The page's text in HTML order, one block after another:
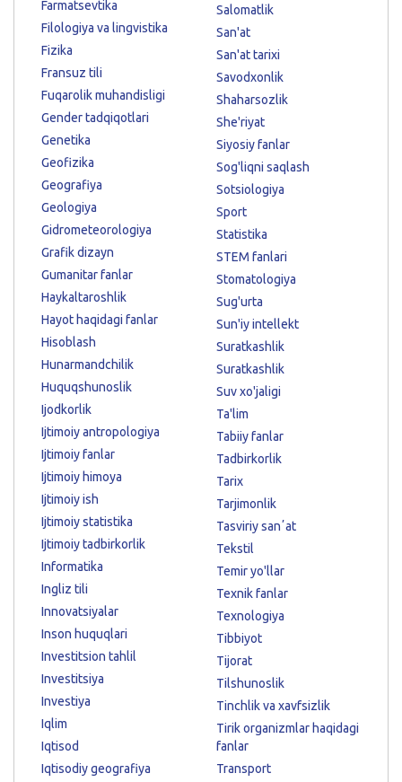
Farmatsevtika
Filologiya va lingvistika
Fizika
Fransuz tili
Fuqarolik muhandisligi
Gender tadqiqotlari
Genetika
Geofizika
Geografiya
Geologiya
Gidrometeorologiya
Grafik dizayn
Gumanitar fanlar
Haykaltaroshlik
Hayot haqidagi fanlar
Hisoblash
Hunarmandchilik
Huquqshunoslik
Ijodkorlik
Ijtimoiy antropologiya
Ijtimoiy fanlar
Ijtimoiy himoya
Ijtimoiy ish
Ijtimoiy statistika
Ijtimoiy tadbirkorlik
Informatika
Ingliz tili
Innovatsiyalar
Inson huquqlari
Investitsion tahlil
Investitsiya
Investiya
Iqlim
Iqtisod
Iqtisodiy geografiya
Salomatlik
San'at
San'at tarixi
Savodxonlik
Shaharsozlik
She'riyat
Siyosiy fanlar
Sog'liqni saqlash
Sotsiologiya
Sport
Statistika
STEM fanlari
Stomatologiya
Sug'urta
Sun'iy intellekt
Suratkashlik
Suratkashlik
Suv xo'jaligi
Ta'lim
Tabiiy fanlar
Tadbirkorlik
Tarix
Tarjimonlik
Tasviriy sanʼat
Tekstil
Temir yo'llar
Texnik fanlar
Texnologiya
Tibbiyot
Tijorat
Tilshunoslik
Tinchlik va xavfsizlik
Tirik organizmlar haqidagi
fanlar
Transport